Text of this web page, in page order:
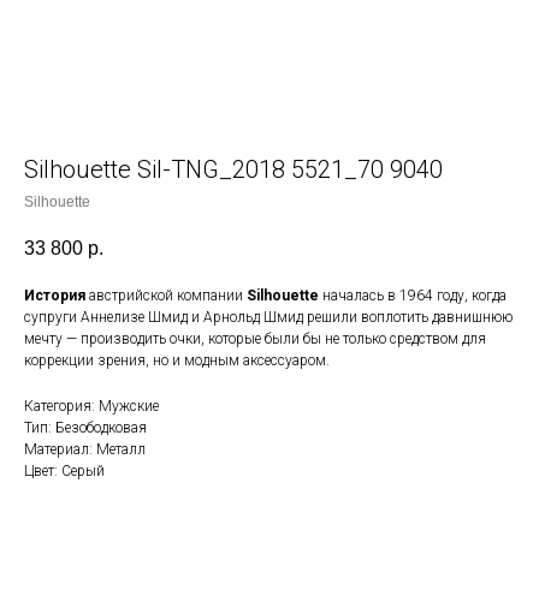
Silhouette Sil-TNG_2018 5521_70 9040
Silhouette
33 800 р.
История австрийской компании Silhouette началась в 1964 году, когда
супруги Аннелизе Шмид и Арнольд Шмид решили воплотить давнишнюю
мечту — производить очки, которые были бы не только средством для
коррекции зрения, но и модным аксессуаром.
Категория: Мужские
Тип: Безободковая
Материал: Металл
Цвет: Серый